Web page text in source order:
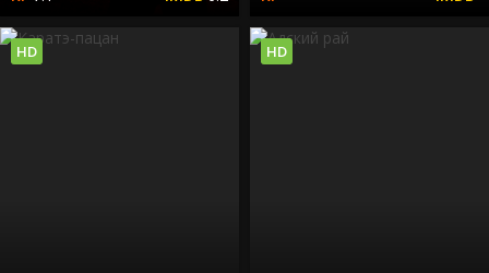
HD HD